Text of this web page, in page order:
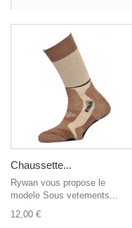
Chaussette...
Rywan vous propose le
modele Sous vetements...
12,00 €